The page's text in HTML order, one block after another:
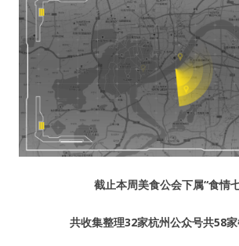
截止本周美食公会下属“食情
共收集整理32家杭州公众号共58家